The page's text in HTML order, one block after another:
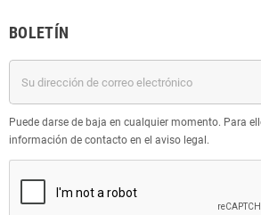
BOLETÍN
Puede darse de baja en cualquier momento. Para
información de contacto en el aviso legal.